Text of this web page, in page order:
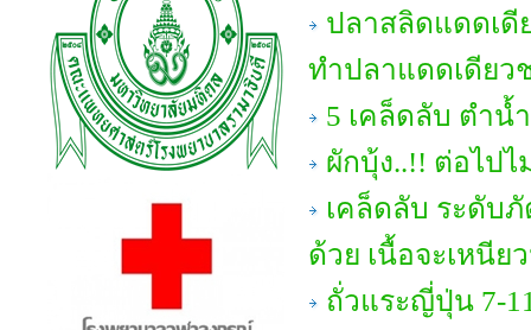
ปลาสลิดแดดเดี
ทำปลาแดดเดียว
5 เคล็ดลับ ตำน้
ผักบุ้ง..!! ต่อไป
เคล็ดลับ ระดับ
ด้วย เนื้อจะเหนีย
ถั่วแระญี่ปุ่น 7-